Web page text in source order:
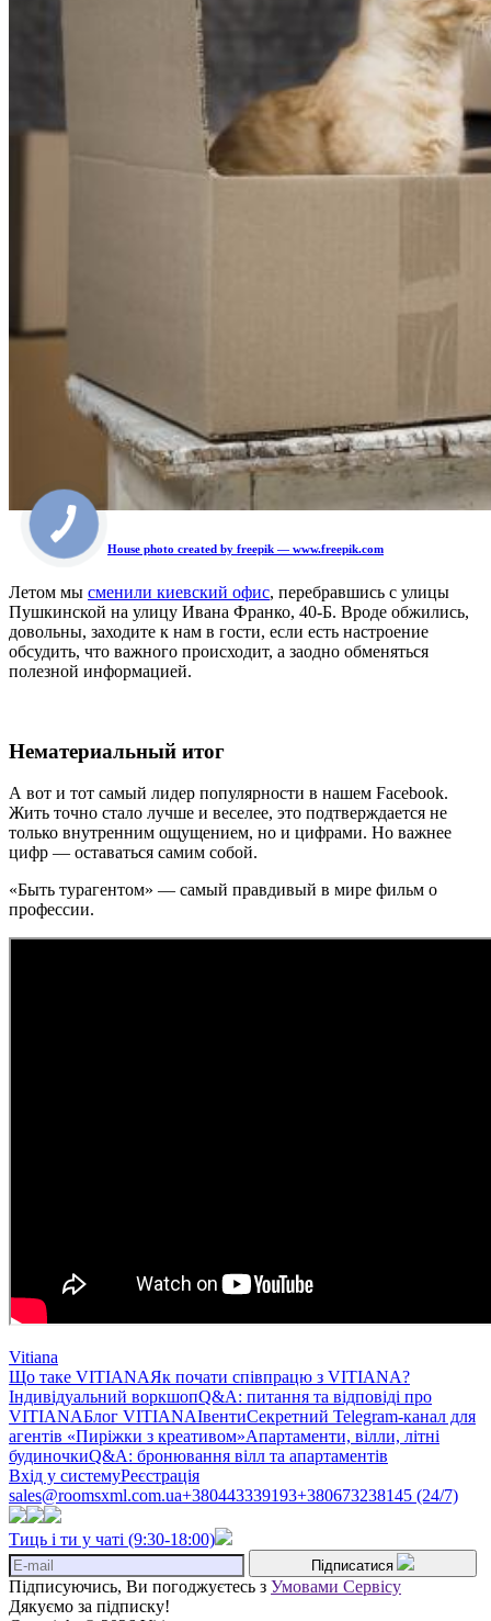
House photo created by freepik — www.freepik.com
Летом мы сменили киевский офис, перебравшись с улицы
Пушкинской на улицу Ивана Франко, 40-Б. Вроде обжились,
довольны, заходите к нам в гости, если есть настроение
обсудить, что важного происходит, а заодно обменяться
полезной информацией.
Нематериальный итог
А вот и тот самый лидер популярности в нашем Facebook.
Жить точно стало лучше и веселее, это подтверждается не
только внутренним ощущением, но и цифрами. Но важнее
цифр — оставаться самим собой.
«Быть турагентом» — самый правдивый в мире фильм о
профессии.
Vitiana
Що таке VITIANAЯк почати співпрацю з VITIANA?
Індивідуальний воркшопQ&A: питання та відповіді про
VITIANAБлог VITIANAІвентиСекретний Telegram-канал для
агентів «Пиріжки з креативом»Апартаменти, вілли, літні
будиночкиQ&A: бронювання вілл та апартаментів
Вхід у системуРеєстрація
sales@roomsxml.com.ua+380443339193+380673238145 (24/7)
Тиць і ти у чаті (9:30-18:00)
Підписатися
Підписуючись, Ви погоджуєтесь з Умовами Сервісу
Дякуємо за підписку!